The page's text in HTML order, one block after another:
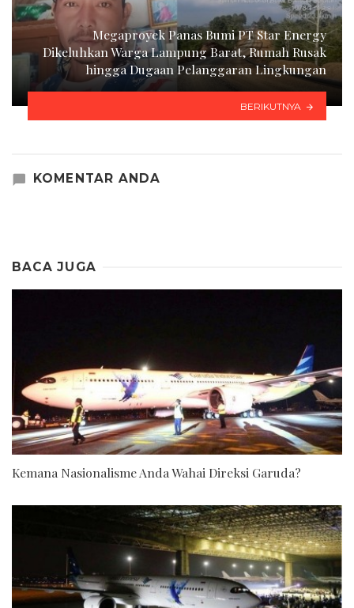
Megaproyek Panas Bumi PT Star Energy
Dikeluhkan Warga Lampung Barat, Rumah Rusak
hingga Dugaan Pelanggaran Lingkungan
BERIKUTNYA
KOMENTAR ANDA
BACA JUGA
Kemana Nasionalisme Anda Wahai Direksi Garuda?